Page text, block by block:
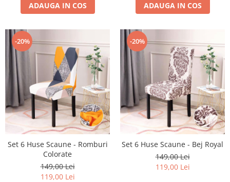
ADAUGA IN COS ADAUGA IN COS
-20%
Set 6 Huse Scaune - Romburi
Colorate
149,00 Lei
119,00 Lei
-20%
Set 6 Huse Scaune - Bej Royal
149,00 Lei
119,00 Lei